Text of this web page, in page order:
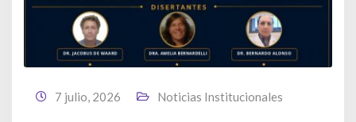
7 julio, 2026 Noticias Institucionales